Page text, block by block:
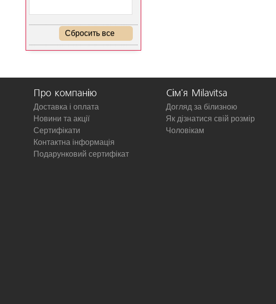
Сбросить все
Про компанію
Доставка і оплата
Новини та акції
Сертифікати
Контактна інформація
Подарунковий сертифікат
Сім'я Milavitsa
Догляд за білизною
Як дізнатися свій розмір
Чоловікам